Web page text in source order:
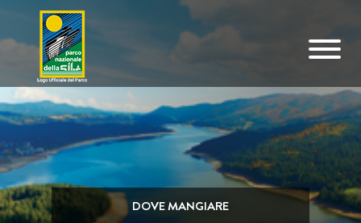
Vai al contenuto principale
DOVE MANGIARE